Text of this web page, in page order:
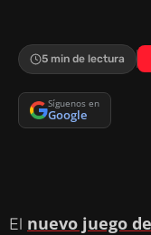
5 min de lectura
Síguenos en
Google
El nuevo juego